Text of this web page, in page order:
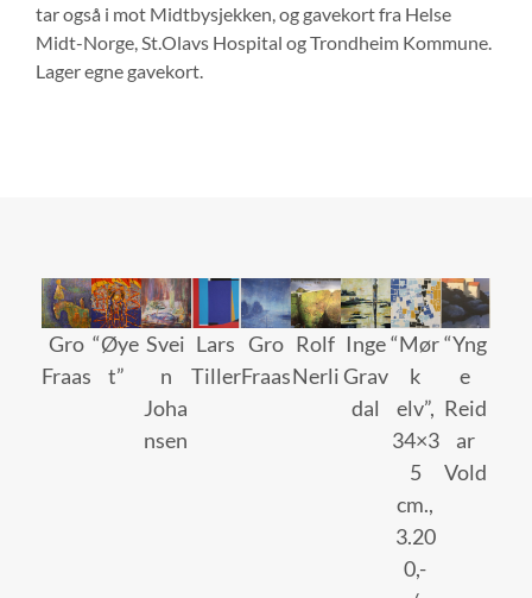
tar også i mot Midtbysjekken, og gavekort fra Helse
Midt-Norge, St.Olavs Hospital og Trondheim Kommune.
Lager egne gavekort.
Gro
Fraas
“Øye
t”
Svei
n
Joha
nsen
Lars
Tiller
Gro
Fraas
Rolf
Nerli
Inge
Grav
dal
“Mør
k
elv”,
34×3
5
cm.,
3.20
0,-
“Yng
e
Reid
ar
Vold